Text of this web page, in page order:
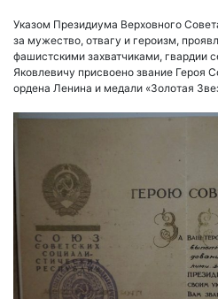
Указом Президиума Верховного
за мужество, отвагу и героизм,
фашистскими захватчиками, гвардии
Яковлевичу присвоено звание Героя
ордена Ленина и медали «Золотая